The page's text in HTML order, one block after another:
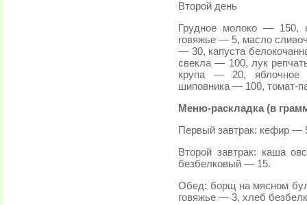
Второй день
Грудное молоко —
говяжье — 5, масло
— 30, капуста
свекла — 100, лук
крупа — 20, яблочное
шиповника — 100, томат-
Меню-раскладка (в
Первый завтрак: кефир —
Второй завтрак: каша
безбелковый — 15.
Обед: борщ на мясном
говяжье — 3, хлеб